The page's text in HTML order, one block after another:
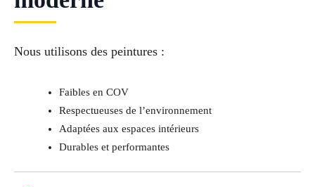
Nous utilisons des peintures :
Faibles en COV
Respectueuses de l’environnement
Adaptées aux espaces intérieurs
Durables et performantes